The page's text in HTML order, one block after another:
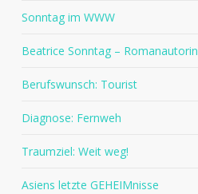
Sonntag im WWW
Beatrice Sonntag – Romanautorin
Berufswunsch: Tourist
Diagnose: Fernweh
Traumziel: Weit weg!
Asiens letzte GEHEIMnisse